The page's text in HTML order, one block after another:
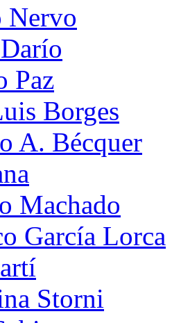
Nervo
Paz
Borges
A. Bécquer
Machado
García Lorca
Storni